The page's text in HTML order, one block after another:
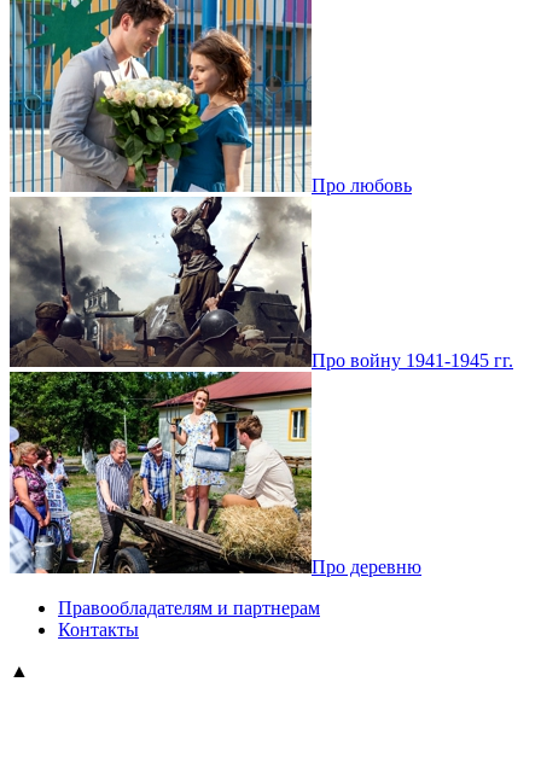
Про любовь
Про войну 1941-1945 гг.
Про деревню
Правообладателям и партнерам
Контакты
▲